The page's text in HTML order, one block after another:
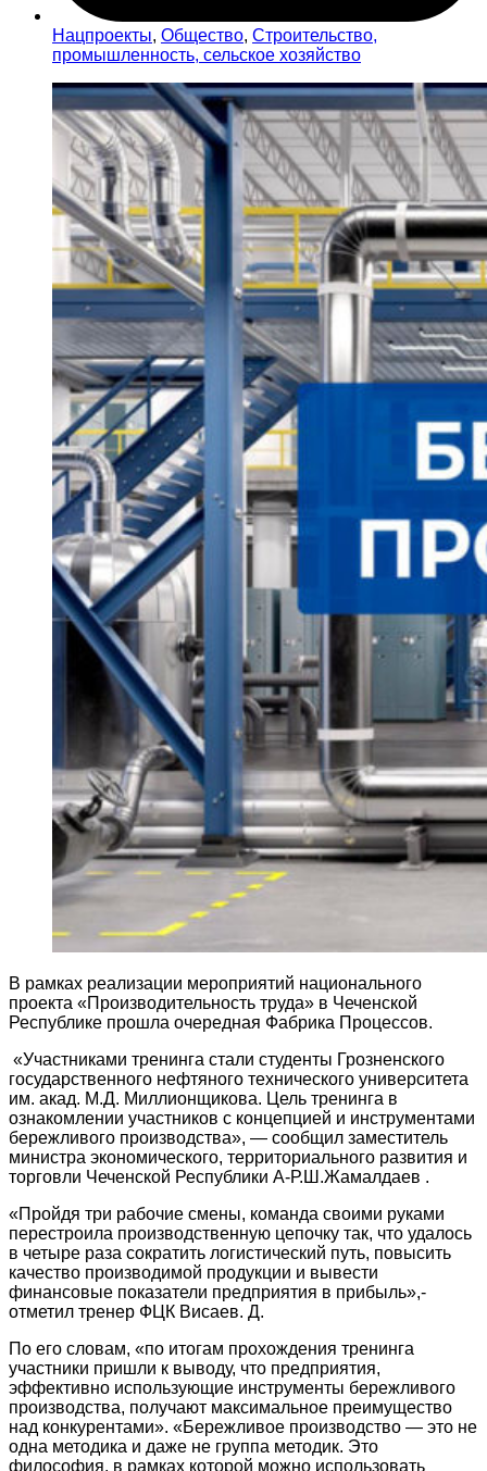
Нацпроекты, Общество, Строительство,
промышленность, сельское хозяйство
В рамках реализации мероприятий национального
проекта «Производительность труда» в Чеченской
Республике прошла очередная Фабрика Процессов.
«Участниками тренинга стали студенты Грозненского
государственного нефтяного технического университета
им. акад. М.Д. Миллионщикова. Цель тренинга в
ознакомлении участников с концепцией и инструментами
бережливого производства», — сообщил заместитель
министра экономического, территориального развития и
торговли Чеченской Республики А-Р.Ш.Жамалдаев .
«Пройдя три рабочие смены, команда своими руками
перестроила производственную цепочку так, что удалось
в четыре раза сократить логистический путь, повысить
качество производимой продукции и вывести
финансовые показатели предприятия в прибыль»,-
отметил тренер ФЦК Висаев. Д.
По его словам, «по итогам прохождения тренинга
участники пришли к выводу, что предприятия,
эффективно использующие инструменты бережливого
производства, получают максимальное преимущество
над конкурентами». «Бережливое производство — это не
одна методика и даже не группа методик. Это
философия, в рамках которой можно использовать